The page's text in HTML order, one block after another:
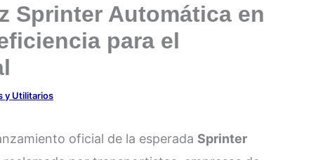
Sprinter Automática en
para el
y Utilitarios
oficial de la esperada Sprinter